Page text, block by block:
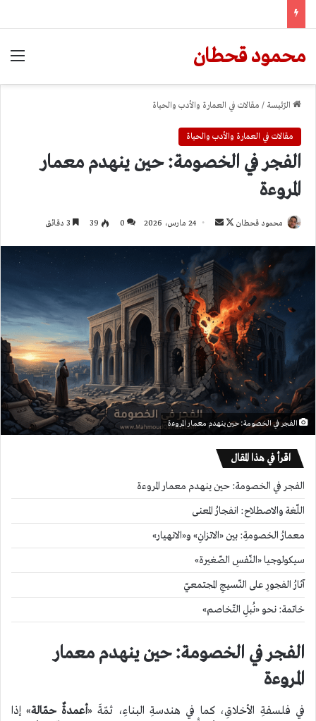
محمود قحطان
الرّئيسة / مقالات في العمارة والأدب والحياة
مقالات في العمارة والأدب والحياة
الفجر في الخصومة: حين ينهدم معمار
المروءة
محمود قحطان
تابعأرسل
إلكترونيا
24 مارس، 2026 0
39
الفجر في الخصومة: حين ينهدم معمار المروءة
اقرأ في هذا المقال
الفجر في الخصومة: حين ينهدم معمار المروءة
اللّغة والاصطلاح: انفجارُ المعنى
معمارُ الخصومةِ: بين «الاتزانِ» و«الانهيار»
سيكولوجيا «النّفسِ الصّغيرة»
آثارُ الفجورِ على النّسيجِ المجتمعيّ
خاتمة: نحو «نُبلِ التّخاصم»
الفجر في الخصومة: حين ينهدم معمار
المروءة
في فلسفةِ الأخلاقِ، كما في هندسةِ البناءِ، ثمّةَ «أعمدةٌ حمّالة» إذا